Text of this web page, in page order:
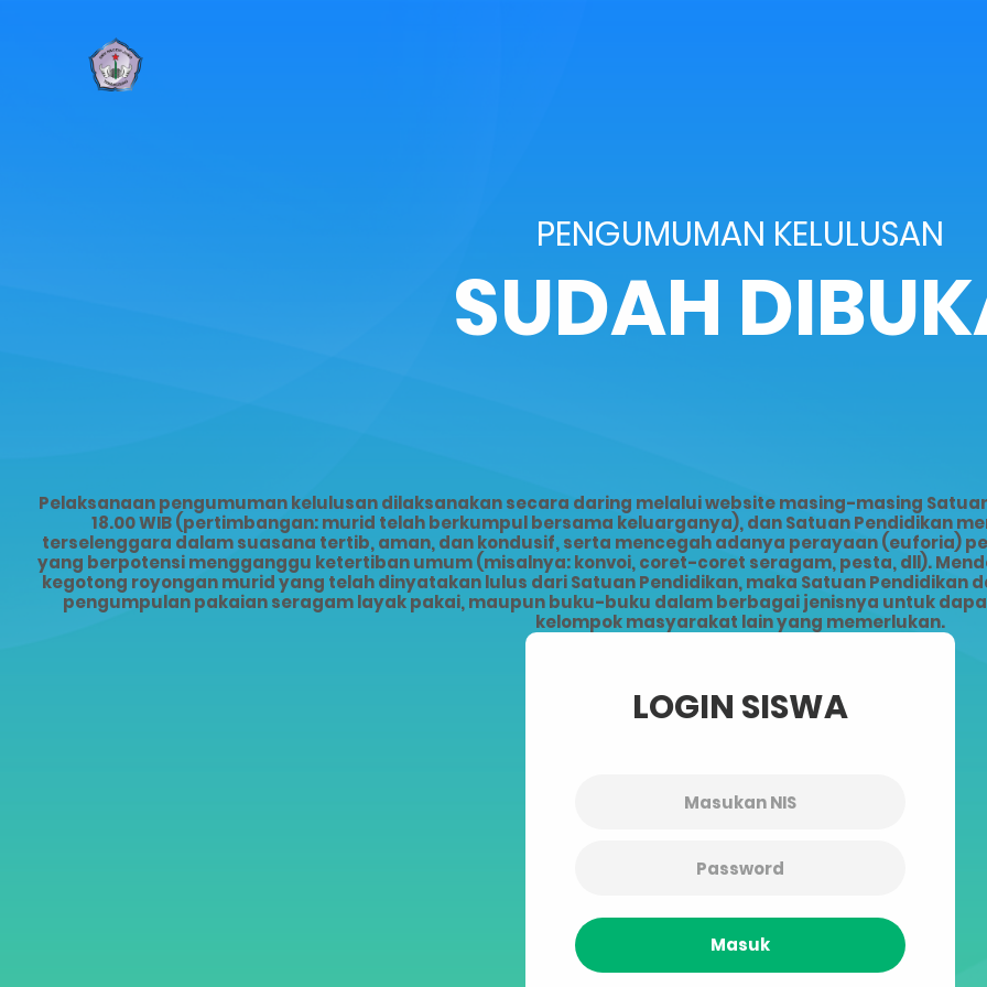
PENGUMUMAN KELULUSAN
SUDAH
Pelaksanaan pengumuman kelulusan dilaksanakan secara daring melalui website masing-masing
18.00 WIB (pertimbangan: murid telah berkumpul bersama keluarganya), dan Satuan Pendidikan
terselenggara dalam suasana tertib, aman, dan kondusif, serta mencegah adanya perayaan (euforia)
yang berpotensi mengganggu ketertiban umum (misalnya: konvoi, coret-coret seragam, pesta, dll).
kegotong royongan murid yang telah dinyatakan lulus dari Satuan Pendidikan, maka Satuan
pengumpulan pakaian seragam layak pakai, maupun buku-buku dalam berbagai jenisnya untuk
kelompok masyarakat lain yang memerlukan.
LOGIN SISWA
Masuk